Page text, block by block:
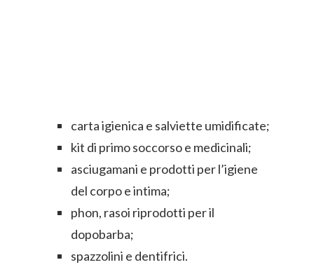
carta igienica e salviette umidificate;
kit di primo soccorso e medicinali;
asciugamani e prodotti per l’igiene
del corpo e intima;
phon, rasoi riprodotti per il
dopobarba;
spazzolini e dentifrici.